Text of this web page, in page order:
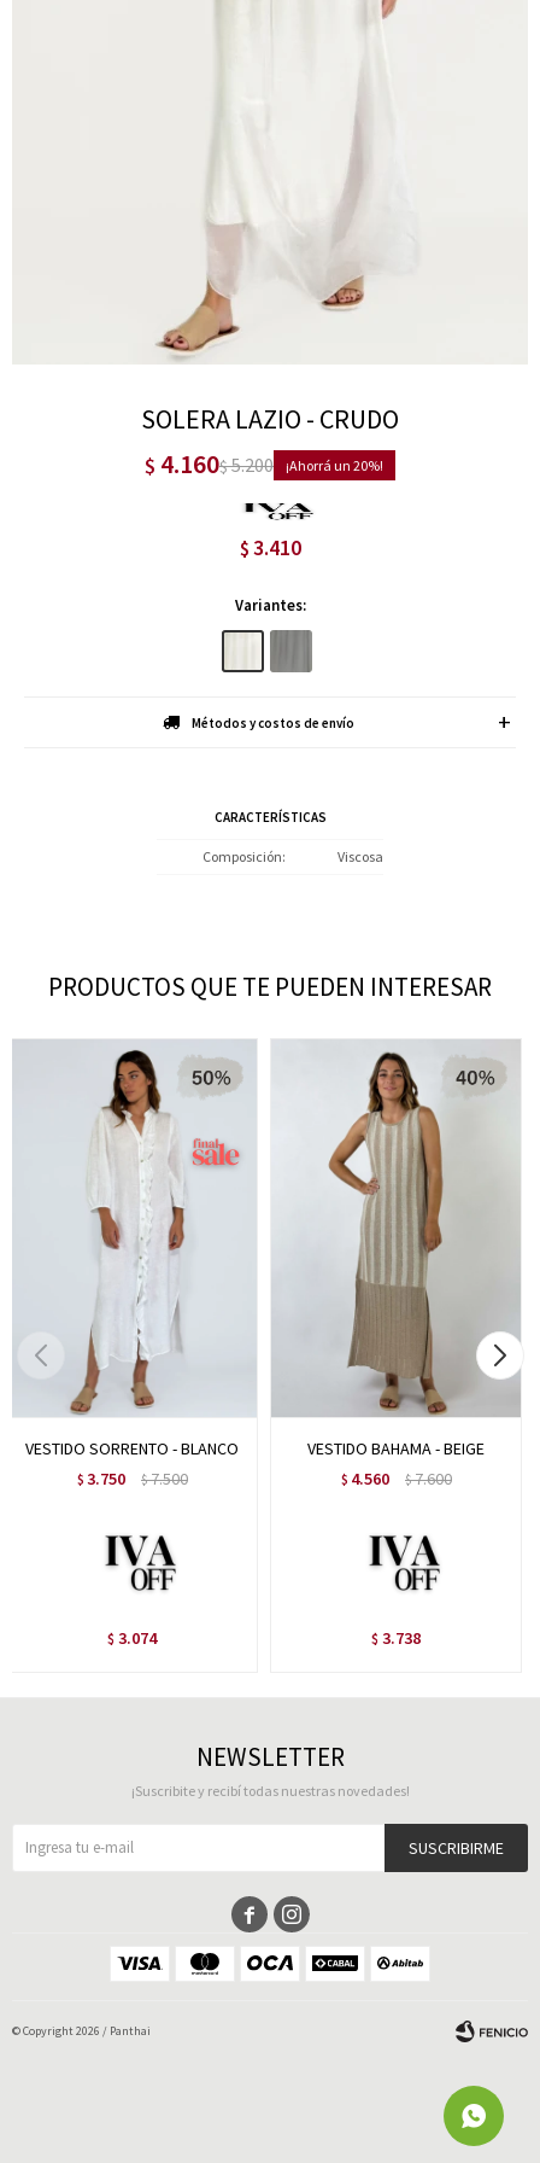
SOLERA LAZIO - CRUDO
$ 4.160$5.200 20
$ 3.410
Variantes:
Métodos y costos de envío
CARACTERÍSTICAS
Composición Viscosa
PRODUCTOS QUE TE PUEDEN INTERESAR
VESTIDO SORRENTO - BLANCO
$ 3.750 $7.500
$ 3.074
VESTIDO BAHAMA - BEIGE
$ 4.560 $7.600
$ 3.738
NEWSLETTER
¡Suscribite y recibí todas nuestras novedades!
SUSCRIBIRME
 
© Copyright 2026 / Panthai